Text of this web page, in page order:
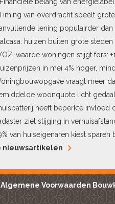
van overdracht speelt
lening populairder
huizen buiten grote
waarde woningen stijgt fors:
in mei 4% hoger,
vraagt meer
woonquote licht
heeft beperkte invloed
ziet stijging in
van huiseigenaren kiest sparen
nieuwsartikelen
Algemene Voorwaarden